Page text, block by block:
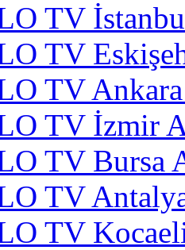
TV
TV
TV
TV İzmir
TV Bursa
TV
TV